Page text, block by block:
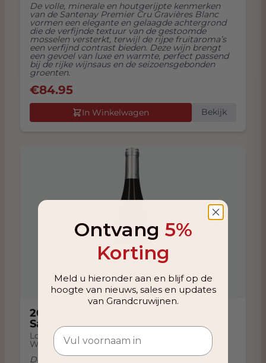
De volle, minerale en houtgerijpte kenmerken
van de Santenay Premier Cru Gravières Blanc
vormen een elegante en gelaagde achtergrond
die de verfijnde textuur van de gestoomde
mosselen versterkt, terwijl de rijpe fruitaroma’s
een verfijnd contrast bieden. Deze wijn brengt
een gevoel van luxe en warmte, perfect passend
bij de rijke wijnsaus en de seizoensgebonden
groenten.
€84.95
In Winkelwagen Bekijk
2022 Domaine du Petit Clocher
Sauvignon Blanc
Loire ,Frankrijk
Wit
De lichte, aromatische frisheid en de groene,
Ontvang 5%
Korting
Meld u hieronder aan en blijf op de
hoogte van nieuws, sales en updates
van Grandcruwijnen.